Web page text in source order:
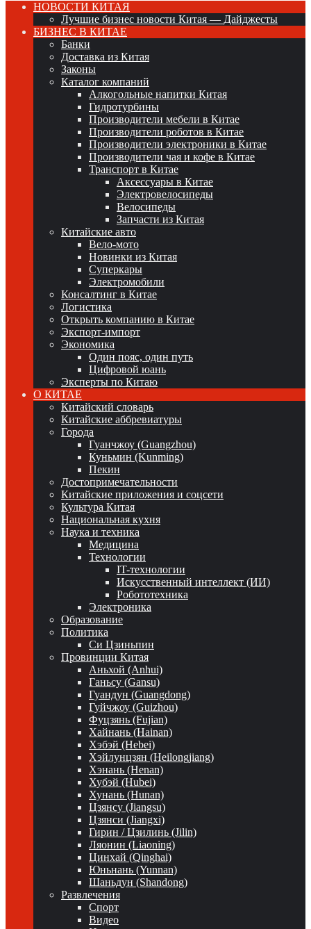
НОВОСТИ КИТАЯ
Лучшие бизнес новости Китая — Дайджесты
БИЗНЕС В КИТАЕ
Банки
Доставка из Китая
Законы
Каталог компаний
Алкогольные напитки Китая
Гидротурбины
Производители мебели в Китае
Производители роботов в Китае
Производители электроники в Китае
Производители чая и кофе в Китае
Транспорт в Китае
Аксессуары в Китае
Электровелосипеды
Велосипеды
Запчасти из Китая
Китайские авто
Вело-мото
Новинки из Китая
Суперкары
Электромобили
Консалтинг в Китае
Логистика
Открыть компанию в Китае
Экспорт-импорт
Экономика
Один пояс, один путь
Цифровой юань
Эксперты по Китаю
О КИТАЕ
Китайский словарь
Китайские аббревиатуры
Города
Гуанчжоу (Guangzhou)
Куньмин (Kunming)
Пекин
Достопримечательности
Китайские приложения и соцсети
Культура Китая
Национальная кухня
Наука и техника
Медицина
Технологии
IT-технологии
Искусственный интеллект (ИИ)
Робототехника
Электроника
Образование
Политика
Си Цзиньпин
Провинции Китая
Аньхой (Anhui)
Ганьсу (Gansu)
Гуандун (Guangdong)
Гуйчжоу (Guizhou)
Фуцзянь (Fujian)
Хайнань (Hainan)
Хэбэй (Hebei)
Хэйлунцзян (Heilongjiang)
Хэнань (Henan)
Хубэй (Hubei)
Хунань (Hunan)
Цзянсу (Jiangsu)
Цзянси (Jiangxi)
Гирин / Цзилинь (Jilin)
Ляонин (Liaoning)
Цинхай (Qinghai)
Юньнань (Yunnan)
Шаньдун (Shandong)
Развлечения
Спорт
Видео